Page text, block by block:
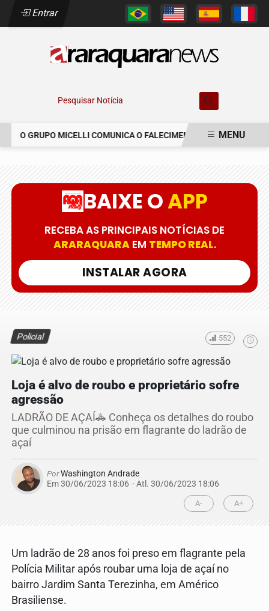
Entrar
Pesquisar Notícia
O GRUPO MICELLI COMUNICA O FALECIMENTO DO SR. MARCELO
MENU
BAIXE OAPP
RECEBA AS PRINCIPAIS NOTÍCIAS DE
ARARAQUARAEM TEMPO REAL.
INSTALAR AGORA
Policial 552
Loja é alvo de roubo e proprietário sofre
agressão
LADRÃO DE AÇAÍ🚓 Conheça os detalhes do roubo
que culminou na prisão em flagrante do ladrão de
açaí
PorWashington Andrade
Em 30/06/2023 18:06 - Atl. 30/06/2023 18:06
A- A+
Um ladrão de 28 anos foi preso em flagrante pela
Polícia Militar após roubar uma loja de açaí no
bairro Jardim Santa Terezinha, em Américo
Brasiliense.